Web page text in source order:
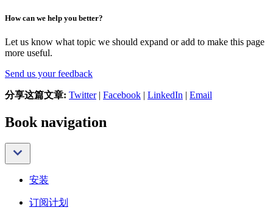
How can we help you better?
Let us know what topic we should expand or add to make this page
more useful.
Send us your feedback
分享这篇文章: Twitter| Facebook | LinkedIn | Email
Book navigation
安装
订阅计划